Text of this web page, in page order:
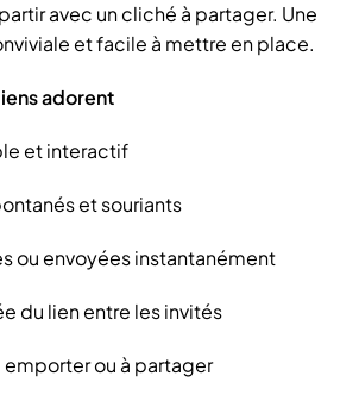
avec un cliché à partager. Une
et facile à mettre en place.
adorent
et interactif
et souriants
ou envoyées instantanément
du lien entre les invités
emporter ou à partager